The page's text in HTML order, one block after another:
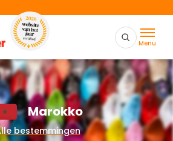
Menu
Marokko
bestemmingen